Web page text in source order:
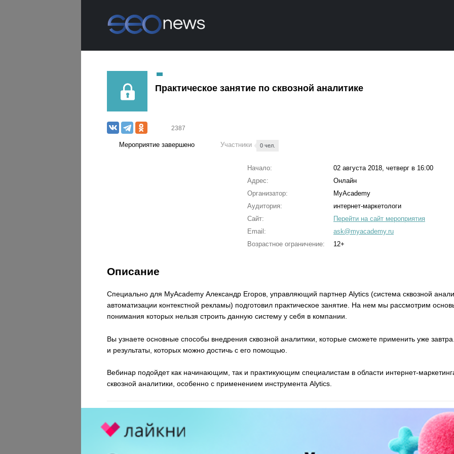
Практическое занятие по сквозной аналитике
2387
Мероприятие завершено Участники 0 чел.
Начало:
02 августа 2018, четверг в 16:00
Адрес:
Онлайн
Организатор:
MyAcademy
Аудитория:
интернет-маркетологи
Сайт:
Перейти на сайт мероприятия
Email:
ask@myacademy.ru
Возрастное ограничение:
12+
Описание
Специально для MyAcademy Александр Егоров, управляющий партнер Alytics (система сквозной
автоматизации контекстной рекламы) подготовил практическое занятие. На нем мы рассмотрим
понимания которых нельзя строить данную систему у себя в компании.
Вы узнаете основные способы внедрения сквозной аналитики, которые сможете применить уже
и результаты, которых можно достичь с его помощью.
Вебинар подойдет как начинающим, так и практикующим специалистам в области интернет-
сквозной аналитики, особенно с применением инструмента Alytics.